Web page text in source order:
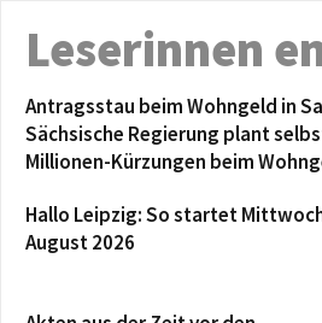
Leserinnen
Antragsstau beim Wohngeld in
Sächsische Regierung plant
Millionen-Kürzungen beim
Hallo Leipzig: So startet
August 2026